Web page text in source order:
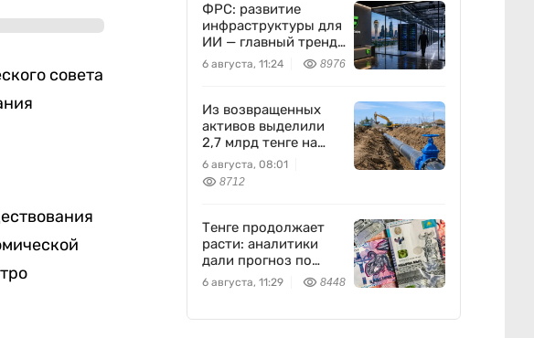
совета
ФРС: развитие
инфраструктуры для
ИИ — главный тренд
мировой экономики.
Как в него
Freedom Holding
Corp.
6 августа, 11:24 8976
Из возвращенных
активов выделили
2,7 млрд тенге на
водоснабжение
6 августа, 08:01
8712
Тенге продолжает
расти: аналитики
дали прогноз по
доллару
6 августа, 11:29 8448